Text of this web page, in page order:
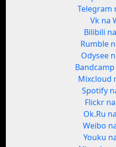
Telegram
Vk na
Bilibili
Rumble
Odysee
Bandcamp
Mixcloud
Spotify
Flickr
Ok.Ru
Weibo
Youku